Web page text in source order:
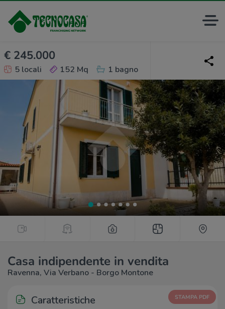
€ 245.000
5 locali 152 Mq 1 bagno
Casa indipendente in vendita
Ravenna, Via Verbano - Borgo Montone
Caratteristiche STAMPA PDF